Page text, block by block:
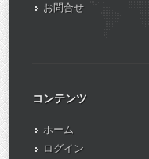
お問合せ
コンテンツ
ホーム
ログイン